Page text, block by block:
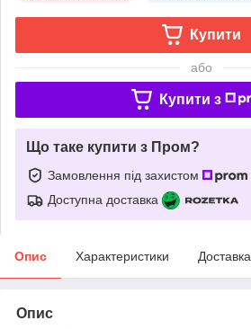
Купити
або
Купити з
Що таке купити з Пром?
Замовлення під захистом
Доступна доставка
Опис Характеристики Доставка
Опис